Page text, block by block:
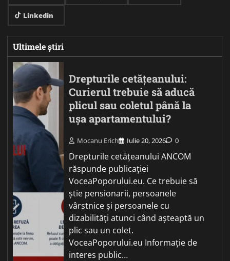
Linkedin
Ultimele știri
Drepturile cetățeanului:
Curierul trebuie să aducă
plicul sau coletul până la
ușa apartamentului?
Mocanu Erich Iulie 20, 2026 0
Drepturile cetățeanului ANCOM
răspunde publicației
VoceaPoporului.eu. Ce trebuie să
știe pensionarii, persoanele
vârstnice și persoanele cu
dizabilități atunci când așteaptă un
plic sau un colet.
VoceaPoporului.eu Informație de
interes public…